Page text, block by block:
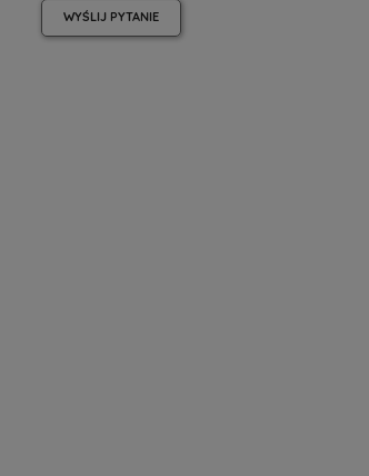
WYŚLIJ PYTANIE